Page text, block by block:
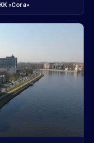
«Cora»